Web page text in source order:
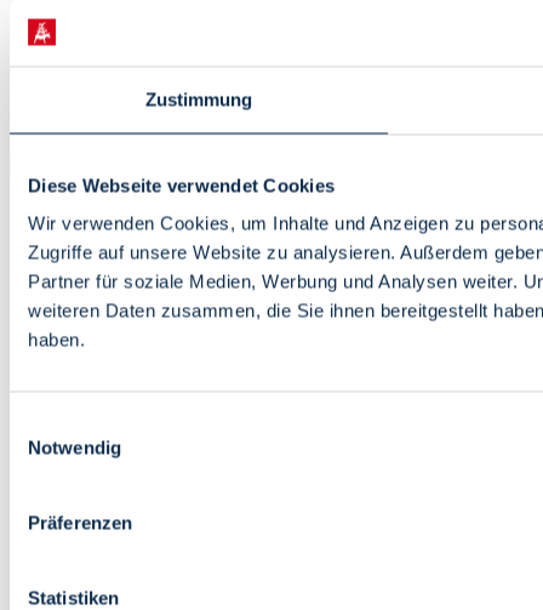
Zustimmung
Diese Webseite verwendet Cookies
Wir verwenden Cookies, um Inhalte und Anzeigen zu
Zugriffe auf unsere Website zu analysieren. Außerdem
Partner für soziale Medien, Werbung und Analysen weiter.
weiteren Daten zusammen, die Sie ihnen bereitgestellt
haben.
Notwendig
Präferenzen
Statistiken
© 2026 · Bremen Online - eine Abteilung der WFB